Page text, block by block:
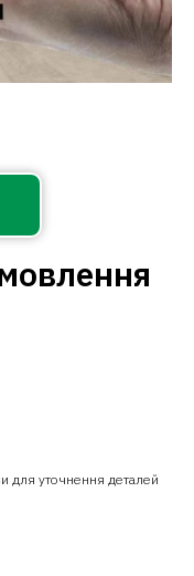
для уточнення деталей